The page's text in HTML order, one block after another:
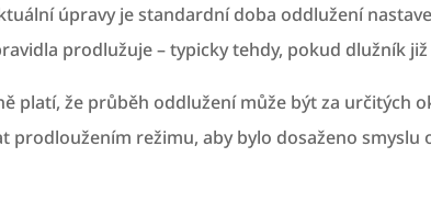
úpravy je standardní doba oddlužení
prodlužuje – typicky tehdy, pokud dlužník
platí, že průběh oddlužení může být za
prodloužením režimu, aby bylo dosaženo